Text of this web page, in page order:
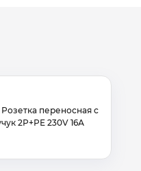
Розетка переносная с
2Р+РЕ 230V 16А